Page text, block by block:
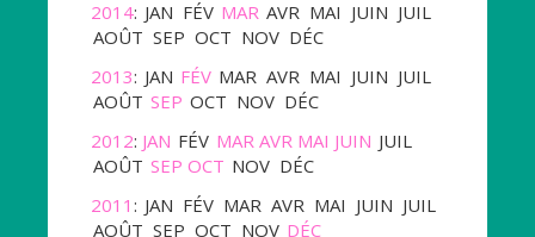
2014: JAN FÉV MAR AVR MAI JUIN JUIL
AOÛT SEP OCT NOV DÉC
2013: JAN FÉV MAR AVR MAI JUIN JUIL
AOÛT SEP OCT NOV DÉC
2012: JAN FÉV MAR AVR MAI JUIN JUIL
AOÛT SEP OCT NOV DÉC
2011 : JAN FÉV MAR AVR MAI JUIN JUIL
AOÛT SEP OCT NOV DÉC